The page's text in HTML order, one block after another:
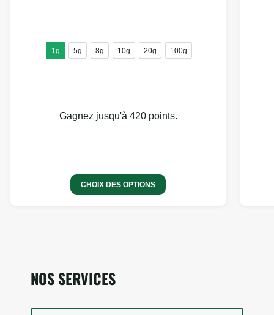
1g 5g 8g 10g 20g 100g
Gagnez jusqu'à 420 points.
CHOIX DES OPTIONS
NOS SERVICES